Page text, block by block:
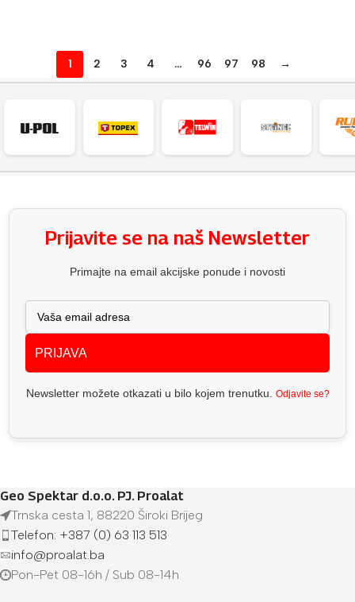
1 2 3 4 … 96 97 98 →
Prijavite se na naš Newsletter
Primajte na email akcijske ponude i novosti
PRIJAVA
Newsletter možete otkazati u bilo kojem trenutku. Odjavite se?
Geo Spektar d.o.o. PJ. Proalat
Trnska cesta 1, 88220 Široki Brijeg
Telefon: +387 (0) 63 113 513
info@proalat.ba
Pon-Pet 08-16h / Sub 08-14h